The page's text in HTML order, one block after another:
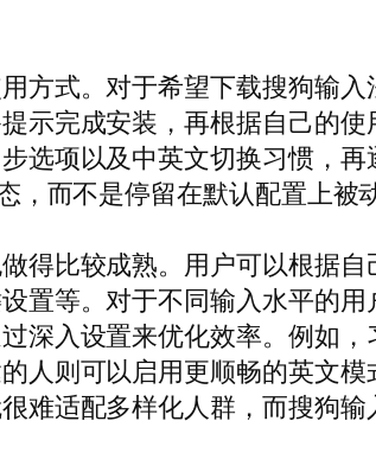
方式。对于希望下载搜狗输
示完成安装，再根据自己的
选项以及中英文切换习惯，
而不是停留在默认配置上被
得比较成熟。用户可以根据
置等。对于不同输入水平的
深入设置来优化效率。例如
人则可以启用更顺畅的英文
难适配多样化人群，而搜狗